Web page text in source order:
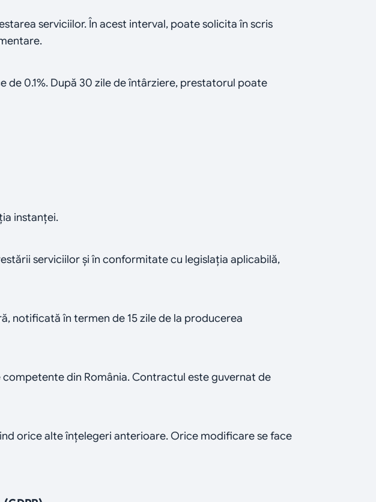
serviciilor. În acest interval, poate solicita în scris
0.1%. După 30 zile de întârziere, prestatorul poate
instanței.
serviciilor și în conformitate cu legislația aplicabilă,
notificată în termen de 15 zile de la producerea
din România. Contractul este guvernat de
orice alte înțelegeri anterioare. Orice modificare se face